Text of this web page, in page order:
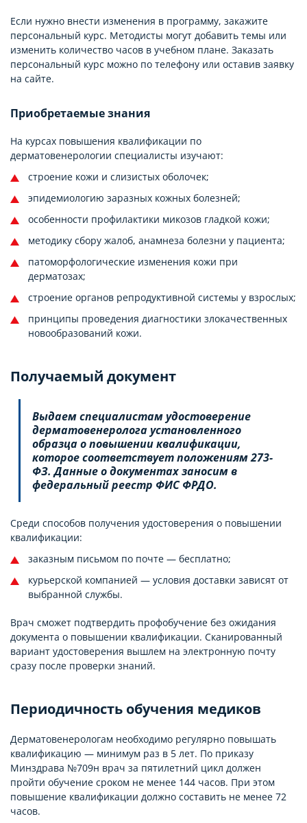
Если нужно внести изменения в программу, закажите
персональный курс. Методисты могут добавить темы или
изменить количество часов в учебном плане. Заказать
персональный курс можно по телефону или оставив заявку
на сайте.
Приобретаемые знания
На курсах повышения квалификации по
дерматовенерологии специалисты изучают:
строение кожи и слизистых оболочек;
эпидемиологию заразных кожных болезней;
особенности профилактики микозов гладкой кожи;
методику сбору жалоб, анамнеза болезни у пациента;
патоморфологические изменения кожи при
дерматозах;
строение органов репродуктивной системы у взрослых;
принципы проведения диагностики злокачественных
новообразований кожи.
Получаемый документ
Выдаем специалистам удостоверение
дерматовенеролога установленного
образца о повышении квалификации,
которое соответствует положениям 273-
ФЗ. Данные о документах заносим в
федеральный реестр ФИС ФРДО.
Среди способов получения удостоверения о повышении
квалификации:
заказным письмом по почте — бесплатно;
курьерской компанией — условия доставки зависят от
выбранной службы.
Врач сможет подтвердить профобучение без ожидания
документа о повышении квалификации. Сканированный
вариант удостоверения вышлем на электронную почту
сразу после проверки знаний.
Периодичность обучения медиков
Дерматовенерологам необходимо регулярно повышать
квалификацию — минимум раз в 5 лет. По приказу
Минздрава №709н врач за пятилетний цикл должен
пройти обучение сроком не менее 144 часов. При этом
повышение квалификации должно составить не менее 72
часов.